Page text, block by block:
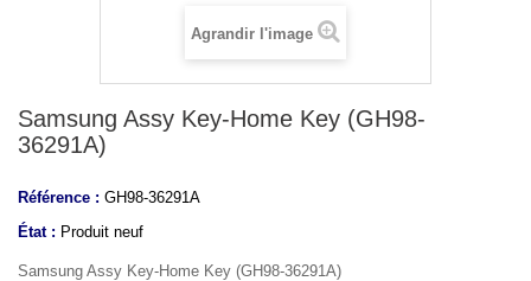
Agrandir l'image
Samsung Assy Key-Home Key (GH98-
36291A)
Référence : GH98-36291A
État : Produit neuf
Samsung Assy Key-Home Key (GH98-36291A)